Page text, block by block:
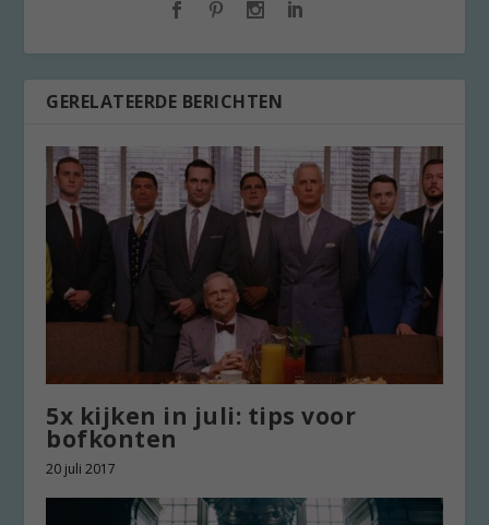
GERELATEERDE BERICHTEN
5x kijken in juli: tips voor
bofkonten
20 juli 2017